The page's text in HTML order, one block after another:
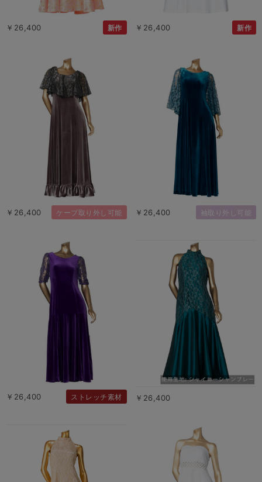
￥26,400 新作 ￥26,400 新作
￥26,400 ケープ取り外し可能 ￥26,400 袖取り外し可能
￥26,400 ストレッチ素材 ￥26,400